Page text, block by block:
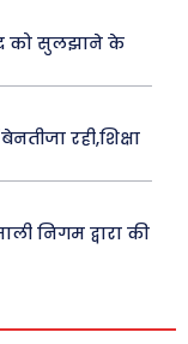
को सुलझाने के
रही,शिक्षा
निगम द्वारा की